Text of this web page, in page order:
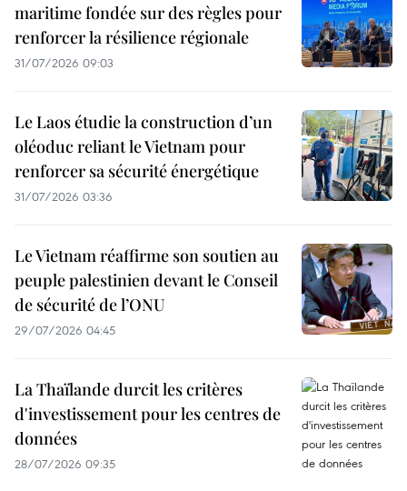
maritime fondée sur des règles pour
renforcer la résilience régionale
31/07/2026 09:03
Le Laos étudie la construction d’un
oléoduc reliant le Vietnam pour
renforcer sa sécurité énergétique
31/07/2026 03:36
Le Vietnam réaffirme son soutien au
peuple palestinien devant le Conseil
de sécurité de l’ONU
29/07/2026 04:45
La Thaïlande durcit les critères
d'investissement pour les centres de
données
28/07/2026 09:35